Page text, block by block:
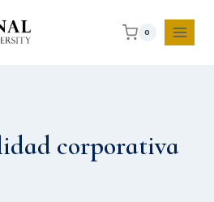
0
corporativa